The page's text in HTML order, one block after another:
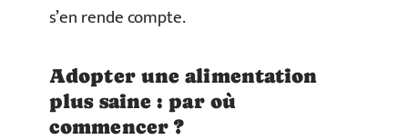
s’en rende compte.
Adopter une alimentation
plus saine : par où
commencer ?